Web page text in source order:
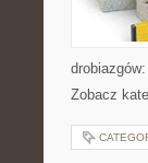
Zobacz